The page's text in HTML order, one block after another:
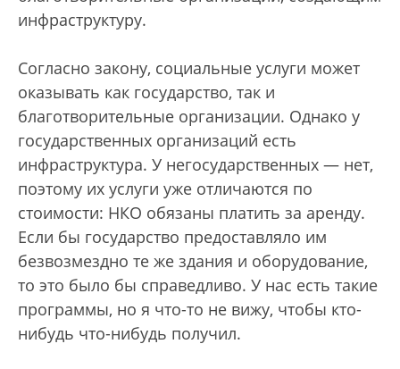
инфраструктуру.
Согласно закону, социальные услуги может
оказывать как государство, так и
благотворительные организации. Однако у
государственных организаций есть
инфраструктура. У негосударственных — нет,
поэтому их услуги уже отличаются по
стоимости: НКО обязаны платить за аренду.
Если бы государство предоставляло им
безвозмездно те же здания и оборудование,
то это было бы справедливо. У нас есть такие
программы, но я что-то не вижу, чтобы кто-
нибудь что-нибудь получил.